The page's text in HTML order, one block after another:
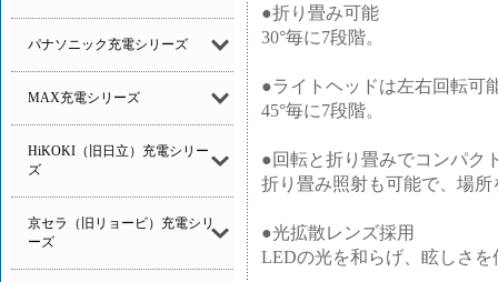
パナソニック充電シリーズ
MAX充電シリーズ
HiKOKI（旧日立）充電シリー
ズ
京セラ（旧リョービ）充電シリ
ーズ
●折り畳み可能
30°毎に7段階。
●ライトヘッドは左右回転可
45°毎に7段階。
●回転と折り畳みでコンパク
折り畳み照射も可能で、場
●光拡散レンズ採用
LEDの光を和らげ、眩しさ